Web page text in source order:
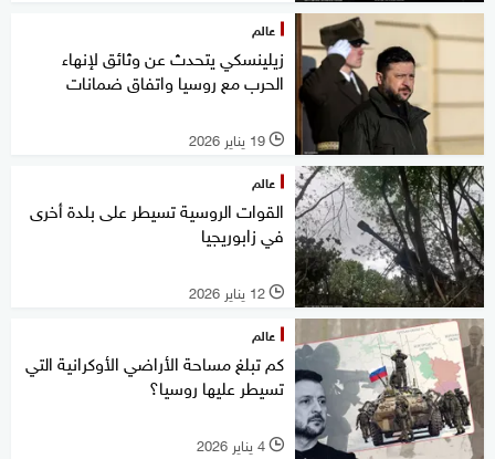
عالم
زيلينسكي يتحدث عن وثائق لإنهاء
الحرب مع روسيا واتفاق ضمانات
l 19 يناير 2026
عالم
القوات الروسية تسيطر على بلدة أخرى
في زابوريجيا
l 12 يناير 2026
عالم
كم تبلغ مساحة الأراضي الأوكرانية التي
تسيطر عليها روسيا؟
l 4 يناير 2026